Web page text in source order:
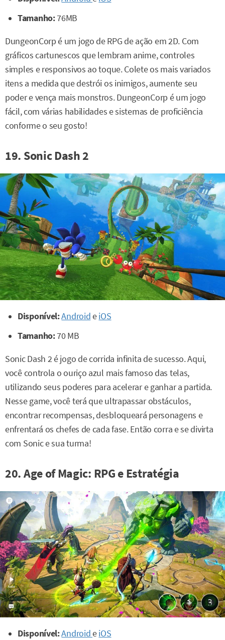
Tamanho:76MB
DungeonCorp é um jogo de RPG de ação em 2D. Com
gráficos cartunescos que lembram anime, controles
simples e responsivos ao toque. Colete os mais variados
itens a medida que destrói os inimigos, aumente seu
poder e vença mais monstros. DungeonCorp é um jogo
fácil, com várias habilidades e sistemas de proficiência
conforme o seu gosto!
19. Sonic Dash 2
Disponível:AndroideiOS
Tamanho:70 MB
Sonic Dash 2 é jogo de corrida infinita de sucesso. Aqui,
você controla o ouriço azul mais famoso das telas,
utilizando seus poderes para acelerar e ganhar a partida.
Nesse game, você terá que ultrapassar obstáculos,
encontrar recompensas, desbloqueará personagens e
enfrentará os chefes de cada fase. Então corra e se divirta
com Sonic e sua turma!
20. Age of Magic: RPG e Estratégia
Disponível:AndroideiOS